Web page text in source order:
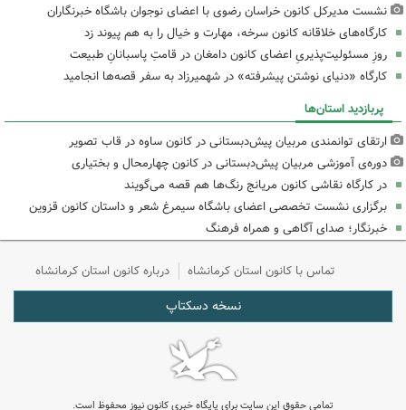
نشست مدیرکل کانون خراسان رضوی با اعضای نوجوان باشگاه خبرنگاران
کارگاه‌های خلاقانه کانون سرخه، مهارت و خیال را به هم پیوند زد
روزِ مسئولیت‌پذیریِ اعضای کانون دامغان در قامتِ پاسبانانِ طبیعت
کارگاه «دنیای نوشتن پیشرفته» در شهمیرزاد به سفر قصه‌ها انجامید
پربازدید استان‌ها
ارتقای توانمندی مربیان پیش‌دبستانی در کانون ساوه در قاب تصویر
دوره‌ی آموزشی مربیان پیش‌دبستانی در کانون چهارمحال و بختیاری
در کارگاه نقاشی کانون مریانج رنگ‌ها هم قصه می‌گویند
برگزاری نشست تخصصی اعضای باشگاه سیمرغ شعر و داستان کانون قزوین
خبرنگار؛ صدای آگاهی و همراه فرهنگ
تماس با کانون استان کرمانشاه درباره کانون استان کرمانشاه
نسخه دسکتاپ
تمامی حقوق این سایت برای پایگاه خبری کانون نیوز محفوظ است.